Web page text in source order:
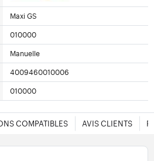
Maxi GS
010000
Manuelle
4009460010006
010000
COMPATIBLES AVIS CLIENTS